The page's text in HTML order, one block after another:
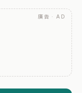
廣告 · AD